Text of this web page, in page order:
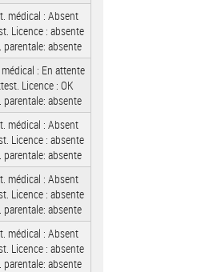
médical : Absent
Licence : absente
parentale: absente
: En attente
Licence : OK
parentale: absente
médical : Absent
Licence : absente
parentale: absente
médical : Absent
Licence : absente
parentale: absente
médical : Absent
Licence : absente
parentale: absente